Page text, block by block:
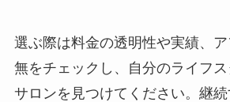
選ぶ際は料金の透明性や実績、
無をチェックし、自分のライフ
サロンを見つけてください。継